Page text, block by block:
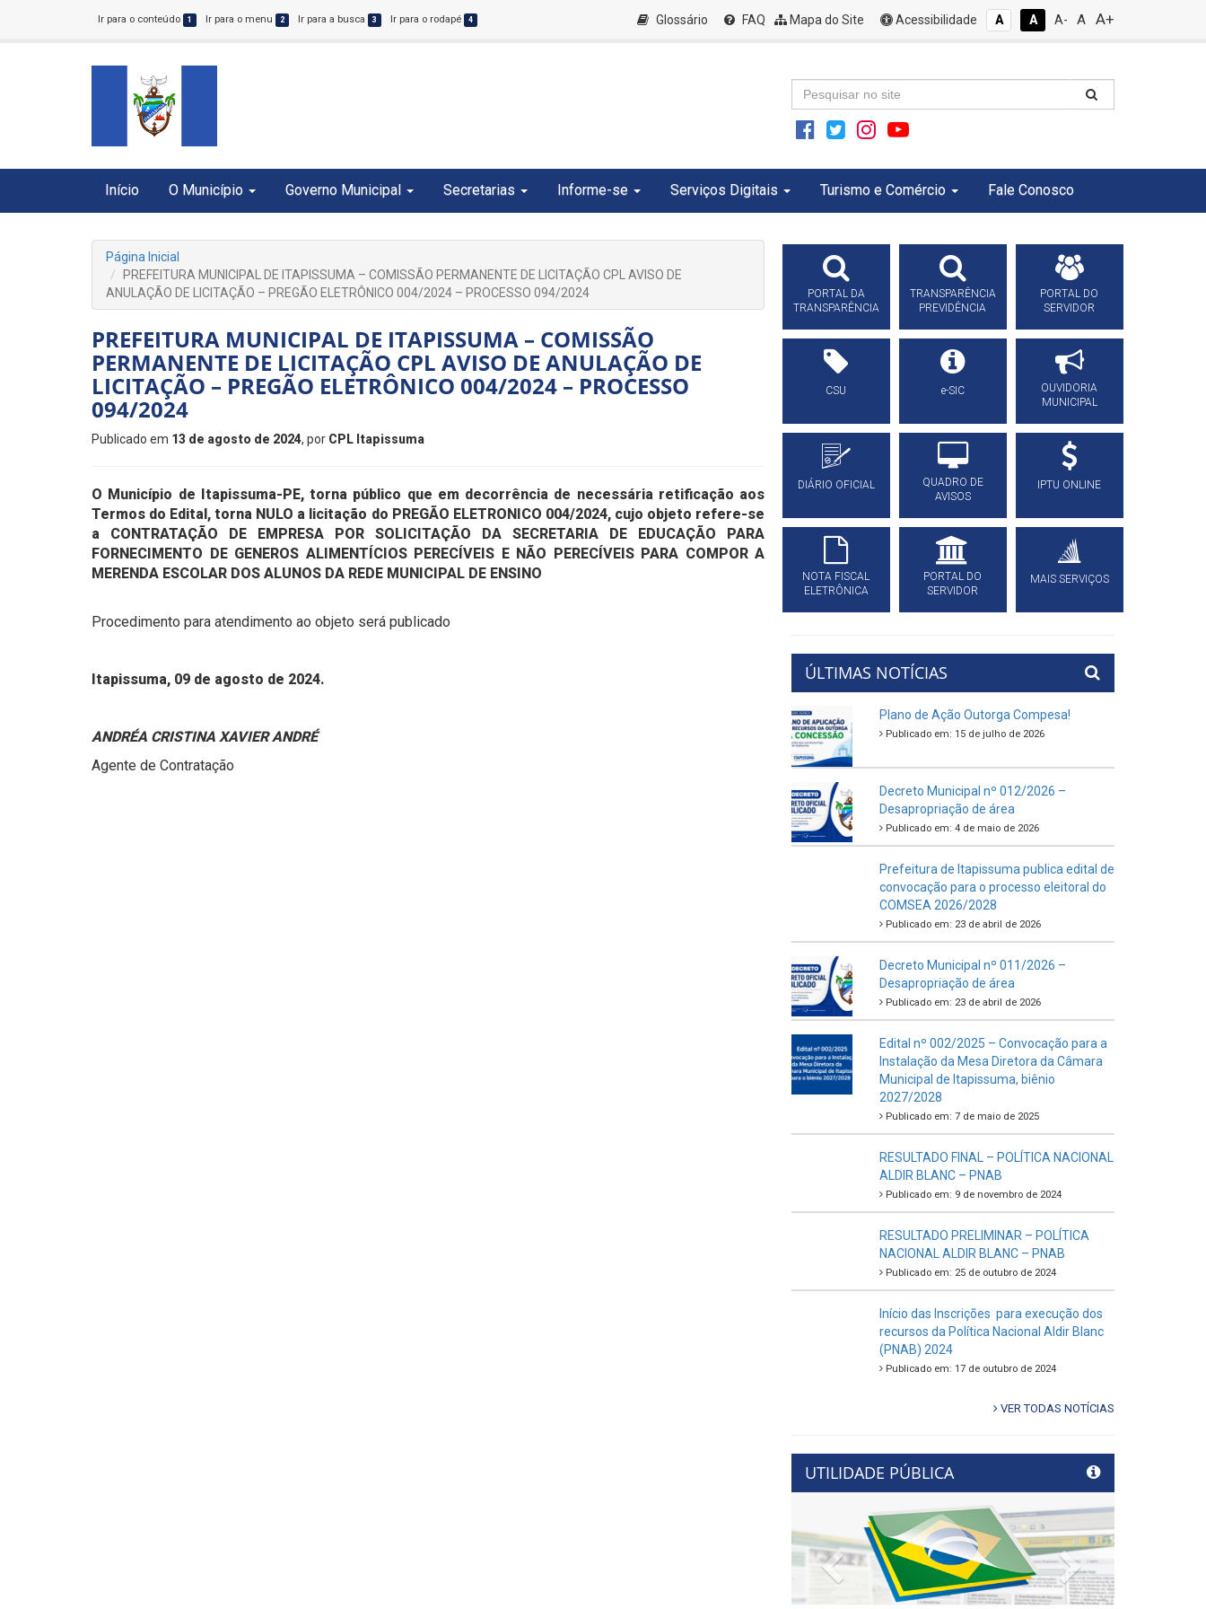
Ir para o conteúdo 1 Ir para o menu 2 Ir para a busca 3 Ir para o rodapé 4 Glossário FAQ Mapa do Site Acessibilidade A A A- A A+
Início O Município Governo Municipal Secretarias Informe-se Serviços Digitais Turismo e Comércio Fale Conosco
Página Inicial
PREFEITURA MUNICIPAL DE ITAPISSUMA – COMISSÃO PERMANENTE DE LICITAÇÃO CPL AVISO DE
ANULAÇÃO DE LICITAÇÃO – PREGÃO ELETRÔNICO 004/2024 – PROCESSO 094/2024
PREFEITURA MUNICIPAL DE ITAPISSUMA – COMISSÃO
PERMANENTE DE LICITAÇÃO CPL AVISO DE ANULAÇÃO DE
LICITAÇÃO – PREGÃO ELETRÔNICO 004/2024 – PROCESSO
094/2024
Publicado em 13 de agosto de 2024, por CPL Itapissuma
O Município de Itapissuma-PE, torna público que em decorrência de necessária retificação aos
Termos do Edital, torna NULO a licitação do PREGÃO ELETRONICO 004/2024, cujo objeto refere-se
a CONTRATAÇÃO DE EMPRESA POR SOLICITAÇÃO DA SECRETARIA DE EDUCAÇÃO PARA
FORNECIMENTO DE GENEROS ALIMENTÍCIOS PERECÍVEIS E NÃO PERECÍVEIS PARA COMPOR A
MERENDA ESCOLAR DOS ALUNOS DA REDE MUNICIPAL DE ENSINO
Procedimento para atendimento ao objeto será publicado
Itapissuma, 09 de agosto de 2024.
ANDRÉA CRISTINA XAVIER ANDRÉ
Agente de Contratação
PORTAL DA
TRANSPARÊNCIA
TRANSPARÊNCIA
PREVIDÊNCIA
PORTAL DO
SERVIDOR
CSU e-SIC
OUVIDORIA
MUNICIPAL
DIÁRIO OFICIAL
QUADRO DE
AVISOS
IPTU ONLINE
NOTA FISCAL
ELETRÔNICA
PORTAL DO
SERVIDOR
MAIS SERVIÇOS
ÚLTIMAS NOTÍCIAS
Plano de Ação Outorga Compesa!
Publicado em: 15 de julho de 2026
Decreto Municipal nº 012/2026 –
Desapropriação de área
Publicado em: 4 de maio de 2026
Prefeitura de Itapissuma publica edital de
convocação para o processo eleitoral do
COMSEA 2026/2028
Publicado em: 23 de abril de 2026
Decreto Municipal nº 011/2026 –
Desapropriação de área
Publicado em: 23 de abril de 2026
Edital nº 002/2025 – Convocação para a
Instalação da Mesa Diretora da Câmara
Municipal de Itapissuma, biênio
2027/2028
Publicado em: 7 de maio de 2025
RESULTADO FINAL – POLÍTICA NACIONAL
ALDIR BLANC – PNAB
Publicado em: 9 de novembro de 2024
RESULTADO PRELIMINAR – POLÍTICA
NACIONAL ALDIR BLANC – PNAB
Publicado em: 25 de outubro de 2024
Início das Inscrições para execução dos
recursos da Política Nacional Aldir Blanc
(PNAB) 2024
Publicado em: 17 de outubro de 2024
VER TODAS NOTÍCIAS
UTILIDADE PÚBLICA
Previous Next